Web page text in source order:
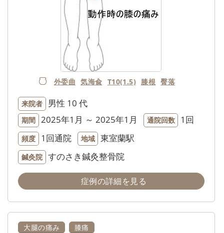
外委曲 気海兪 T10(1.5) 膝根 臀落
来院者 男性 10 代
期間 2025年1月 ～ 2025年1月 通院回数 1回
頻度 1回通院 地域 東室蘭駅
鍼灸院 すのさき鍼灸整骨院
症例の詳細を見る
大腿の痛み 膝痛